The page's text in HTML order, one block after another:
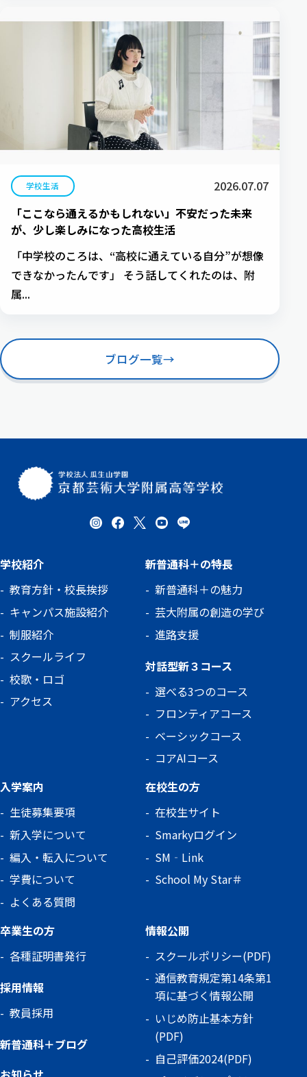
学校生活
2026.07.07
「ここなら通えるかもしれない」不安だった未来
が、少し楽しみになった高校生活
「中学校のころは、“高校に通えている自分”が想像
できなかったんです」 そう話してくれたのは、附
属...
ブログ一覧→
学校紹介
教育方針・校長挨拶
キャンパス施設紹介
制服紹介
スクールライフ
校歌・ロゴ
アクセス
新普通科＋の特長
新普通科＋の魅力
芸大附属の創造の学び
進路支援
対話型新３コース
選べる3つのコース
フロンティアコース
ベーシックコース
コアAIコース
入学案内
生徒募集要項
新入学について
編入・転入について
学費について
よくある質問
在校生の方
在校生サイト
Smarkyログイン
SM‐Link
School My Star＃
卒業生の方
各種証明書発行
採用情報
教員採用
新普通科＋ブログ
情報公開
スクールポリシー(PDF)
通信教育規定第14条第1
項に基づく情報公開
いじめ防止基本方針
(PDF)
自己評価2024(PDF)